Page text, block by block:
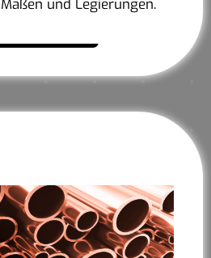
und Legierungen.